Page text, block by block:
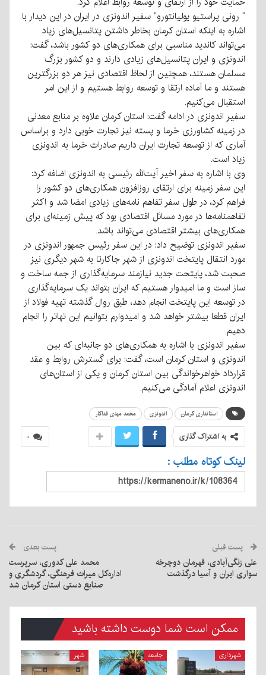
” رونی پراستیو یولیانتورو” سفیر اندونزی در ایران در این دیدار با
اشاره به اینکه استان کرمان بخاطر داشتن پتانسیل‌های زیاد
می‌تواند کاندید مناسبی برای همکاری‌های دو کشور باشد، گفت:
اندونزی و ایران پتانسیل‌های زیادی دارند و دو کشور بزرگ
مسلمان هستند، همچنین از لحاظ اقتصادی نیز هر دو بزرگترین
هستند و ما آماده ارتقا و توسعه روابط هستیم و از این امر
استقبال می‌کنیم.
سفیر اندونزی در ادامه گفت: استان کرمان علاوه بر منابع معدنی
در زمینه کشاورزی خرما و پسته نیز تجارت خوبی دارد و براساس
آماری که از توسعه تجارت ایران داریم صادرات خرما به اندونزی
زیاد است.
وی با اشاره به سفر اخیر آیت‌الله رئیسی به اندونزی اضافه کرد:
این سفر زمینه برای ارتقای روزافزون همکاری‌های دو کشور را
فراهم کرد، در طول سفر تفاهم نامه‌های زیادی امضا شد و اکثر
تفاهمنامه‌ها در مورد مسائل اقتصادی بود که پیش زمینه‌ای برای
همکاری‌های بیشتر اقتصادی می‌تواند باشد.
سفیر اندونزی توضیح داد: در این سفر رئیس جمهور اندونزی در
مورد انتقال پایتخت اندونزی از شهر جاکارتا به شهر دیگری نیز
صحبت شد، پایتحت جدید نیازمند سرمایه‌گذاری از جمه ساخت و
ساز است و ما امیدوار هستیم که ایران بتواند یک سرمایه‌گذار‌ی
در توسعه این پایتخت انجام دهد، طبق روال گذشته تهیه فولاد از
ایران قطعا بیشتر خواهد شد و امیدوارم بتوانیم این تهاتر را انجام
دهیم.
سفیر اندونزی با اشاره به همکاری‌های دو جانبه‌ای که بین
اندونزی و استان کرمان است، گفت: برای گسترش روابط و عقد
قرارداد خواهرخواندگی بین استان کرمان و یکی از استان‌های
اندونزی اعلام آمادگی می‌کنیم.
استانداری کرمان اندونزی محمد مهدی فداکار
۰ به اشتراک گذاری
لینک کوتاه مطلب :
پست قبلی
علی زنگی‌آبادی، قهرمان دوچرخه
سواری ایران و آسیا درگذشت
پست بعدی
محمد علی کدوری، سرپرست
اداره‌کل میراث فرهنگی، گردشگری و
صنایع دستی استان کرمان شد
ممکن است شما دوست داشته باشید
شهرداری جامعه شهر